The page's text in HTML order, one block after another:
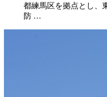
都練馬区を拠点とし、
防 …